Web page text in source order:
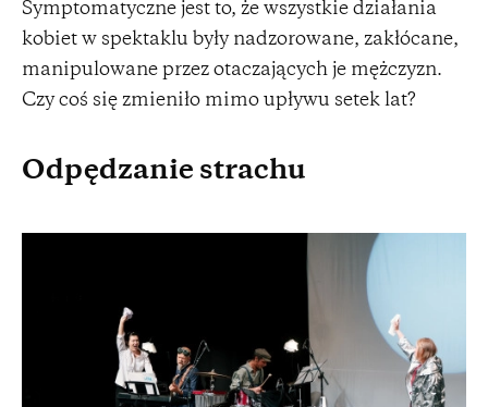
Symptomatyczne jest to, że wszystkie działania
kobiet w spektaklu były nadzorowane, zakłócane,
manipulowane przez otaczających je mężczyzn.
Czy coś się zmieniło mimo upływu setek lat?
Odpędzanie strachu